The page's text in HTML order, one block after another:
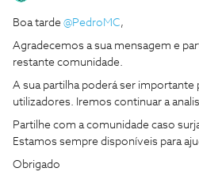
Boa tarde @PedroMC,
Agradecemos a sua mensagem e
restante comunidade.
A sua partilha poderá ser importante
utilizadores. Iremos continuar a
Partilhe com a comunidade caso
Estamos sempre disponíveis para
Obrigado